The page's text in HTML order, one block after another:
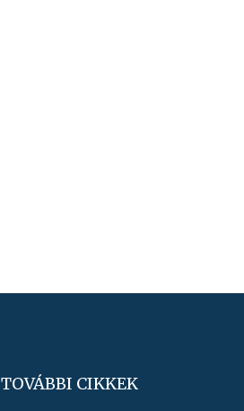
TOVÁBBI CIKKEK